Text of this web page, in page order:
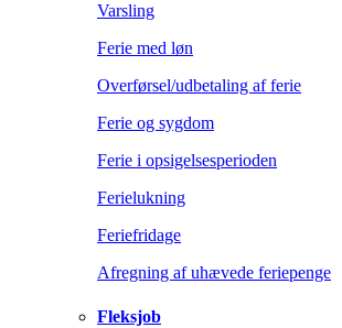
Varsling
Ferie med løn
Overførsel/udbetaling af ferie
Ferie og sygdom
Ferie i opsigelsesperioden
Ferielukning
Feriefridage
Afregning af uhævede feriepenge
Fleksjob